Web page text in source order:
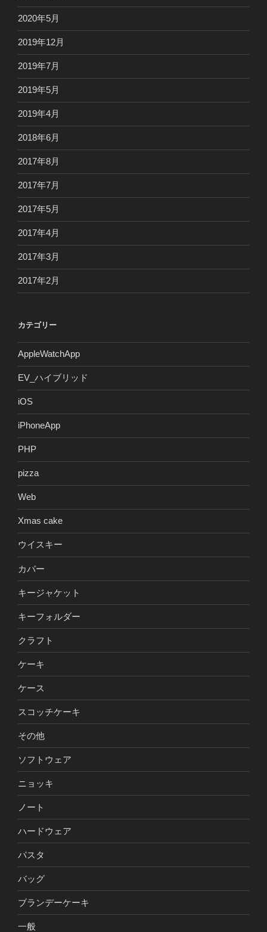
2020年5月
2019年12月
2019年7月
2019年5月
2019年4月
2018年6月
2017年8月
2017年7月
2017年5月
2017年4月
2017年3月
2017年2月
カテゴリー
AppleWatchApp
EV_ハイブリッド
iOS
iPhoneApp
PHP
pizza
Web
Xmas cake
ウイスキー
カバー
キージャケット
キーフォルダー
クラフト
ケーキ
ケース
スコッチケーキ
その他
ソフトウェア
ニョッキ
ノート
ハードウェア
パスタ
バッグ
ブランデーケーキ
一般